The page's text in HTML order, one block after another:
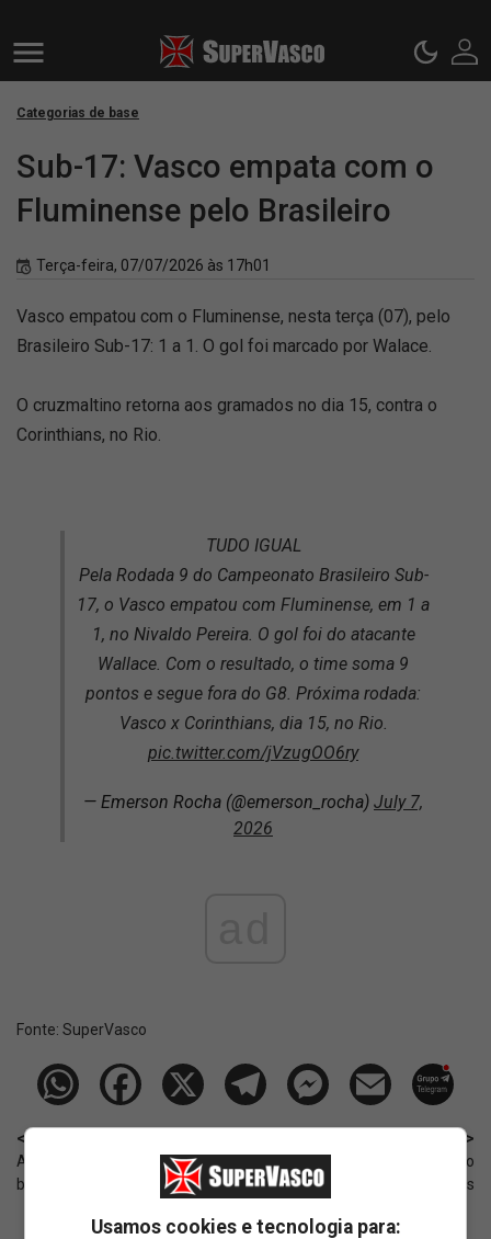
Categorias de base
Sub-17: Vasco empata com o
Fluminense pelo Brasileiro
Terça-feira, 07/07/2026 às 17h01
Vasco empatou com o Fluminense, nesta terça (07), pelo
Brasileiro Sub-17: 1 a 1. O gol foi marcado por Walace.
O cruzmaltino retorna aos gramados no dia 15, contra o
Corinthians, no Rio.
TUDO IGUAL
Pela Rodada 9 do Campeonato Brasileiro Sub-
17, o Vasco empatou com Fluminense, em 1 a
1, no Nivaldo Pereira. O gol foi do atacante
Wallace. Com o resultado, o time soma 9
pontos e segue fora do G8. Próxima rodada:
Vasco x Corinthians, dia 15, no Rio.
pic.twitter.com/jVzugOO6ry
— Emerson Rocha (@emerson_rocha) July 7,
2026
Fonte: SuperVasco‎‎‎‎‎‎
< Anterior
Andrés Gómez começará no
banco contra a Suiça
Próximo >
Futsal Base: Vasco encara o
Fluminense em duas categorias
Usamos cookies e tecnologia para: